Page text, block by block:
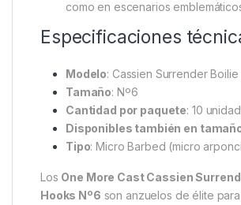
como en escenarios
Especificaciones
Modelo: Cassien Surrender
Tamaño: Nº6
Cantidad por paquete: 10
Disponibles también en
Tipo: Micro Barbed (micro
Los One More Cast Cassien
Hooks Nº6 son anzuelos de élite